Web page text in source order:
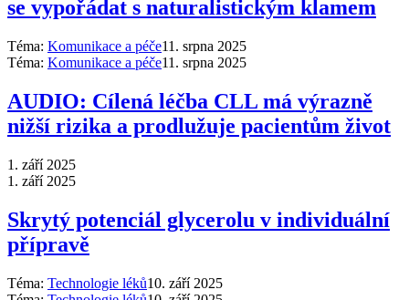
se vypořádat s naturalistickým klamem
Téma: Komunikace a péče11. srpna 2025
Téma: Komunikace a péče11. srpna 2025
AUDIO: Cílená léčba CLL má výrazně
nižší rizika a prodlužuje pacientům život
1. září 2025
1. září 2025
Skrytý potenciál glycerolu v individuální
přípravě
Téma: Technologie léků10. září 2025